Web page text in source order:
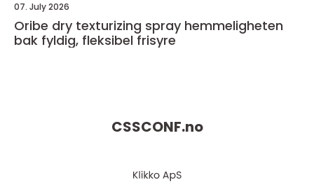
07. July 2026
Oribe dry texturizing spray hemmeligheten
bak fyldig, fleksibel frisyre
CSSCONF.no